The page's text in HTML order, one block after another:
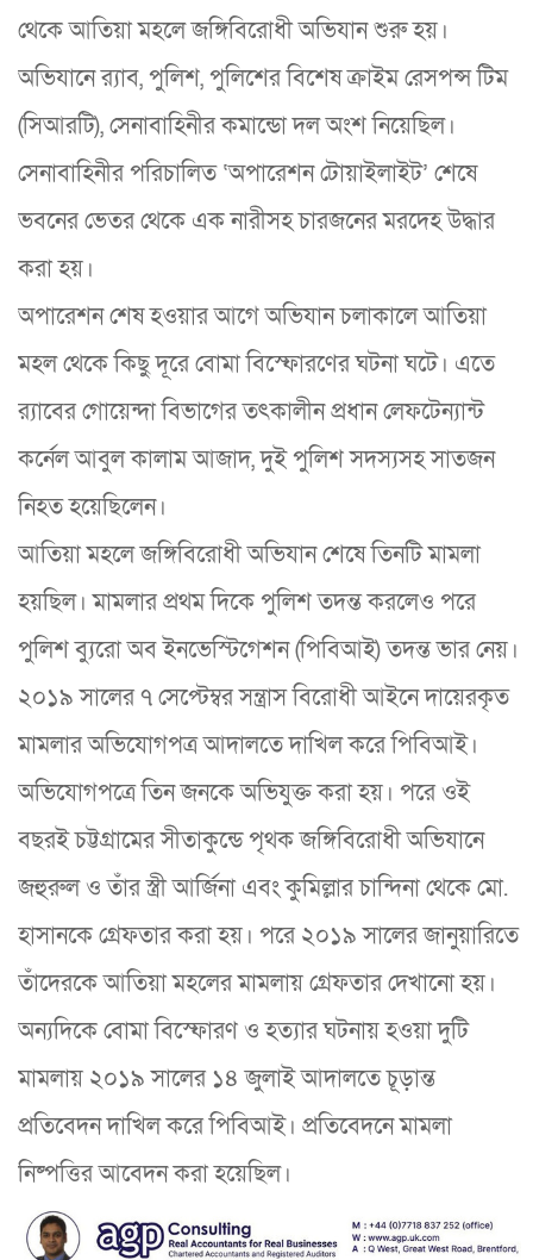
থেকে আতিয়া মহলে জঙ্গিবিরোধী অভিযান শুরু হয়।
অভিযানে র‌্যাব, পুলিশ, পুলিশের বিশেষ ক্রাইম রেসপন্স টিম
(সিআরটি), সেনাবাহিনীর কমান্ডো দল অংশ নিয়েছিল।
সেনাবাহিনীর পরিচালিত ‘অপারেশন টোয়াইলাইট’ শেষে
ভবনের ভেতর থেকে এক নারীসহ চারজনের মরদেহ উদ্ধার
করা হয়।
অপারেশন শেষ হওয়ার আগে অভিযান চলাকালে আতিয়া
মহল থেকে কিছু দূরে বোমা বিস্ফোরণের ঘটনা ঘটে। এতে
র‌্যাবের গোয়েন্দা বিভাগের তৎকালীন প্রধান লেফটেন্যান্ট
কর্নেল আবুল কালাম আজাদ, দুই পুলিশ সদস্যসহ সাতজন
নিহত হয়েছিলেন।
আতিয়া মহলে জঙ্গিবিরোধী অভিযান শেষে তিনটি মামলা
হয়ছিল। মামলার প্রথম দিকে পুলিশ তদন্ত করলেও পরে
পুলিশ ব্যুরো অব ইনভেস্টিগেশন (পিবিআই) তদন্ত ভার নেয়।
২০১৯ সালের ৭ সেপ্টেম্বর সন্ত্রাস বিরোধী আইনে দায়েরকৃত
মামলার অভিযোগপত্র আদালতে দাখিল করে পিবিআই।
অভিযোগপত্রে তিন জনকে অভিযুক্ত করা হয়। পরে ওই
বছরই চট্টগ্রামের সীতাকুন্ডে পৃথক জঙ্গিবিরোধী অভিযানে
জহুরুল ও তাঁর স্ত্রী আর্জিনা এবং কুমিল্লার চান্দিনা থেকে মো.
হাসানকে গ্রেফতার করা হয়। পরে ২০১৯ সালের জানুয়ারিতে
তাঁদেরকে আতিয়া মহলের মামলায় গ্রেফতার দেখানো হয়।
অন্যদিকে বোমা বিস্ফোরণ ও হত্যার ঘটনায় হওয়া দুটি
মামলায় ২০১৯ সালের ১৪ জুলাই আদালতে চূড়ান্ত
প্রতিবেদন দাখিল করে পিবিআই। প্রতিবেদনে মামলা
নিষ্পত্তির আবেদন করা হয়েছিল।